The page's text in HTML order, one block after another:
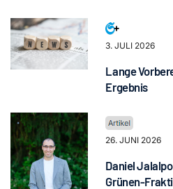
3. JULI 2026
Lange
Ergebnis
26. JUNI 2026
Daniel
Grünen-